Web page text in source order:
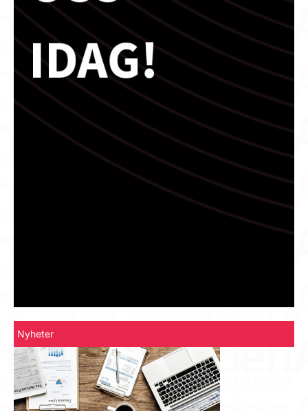
Nyheter